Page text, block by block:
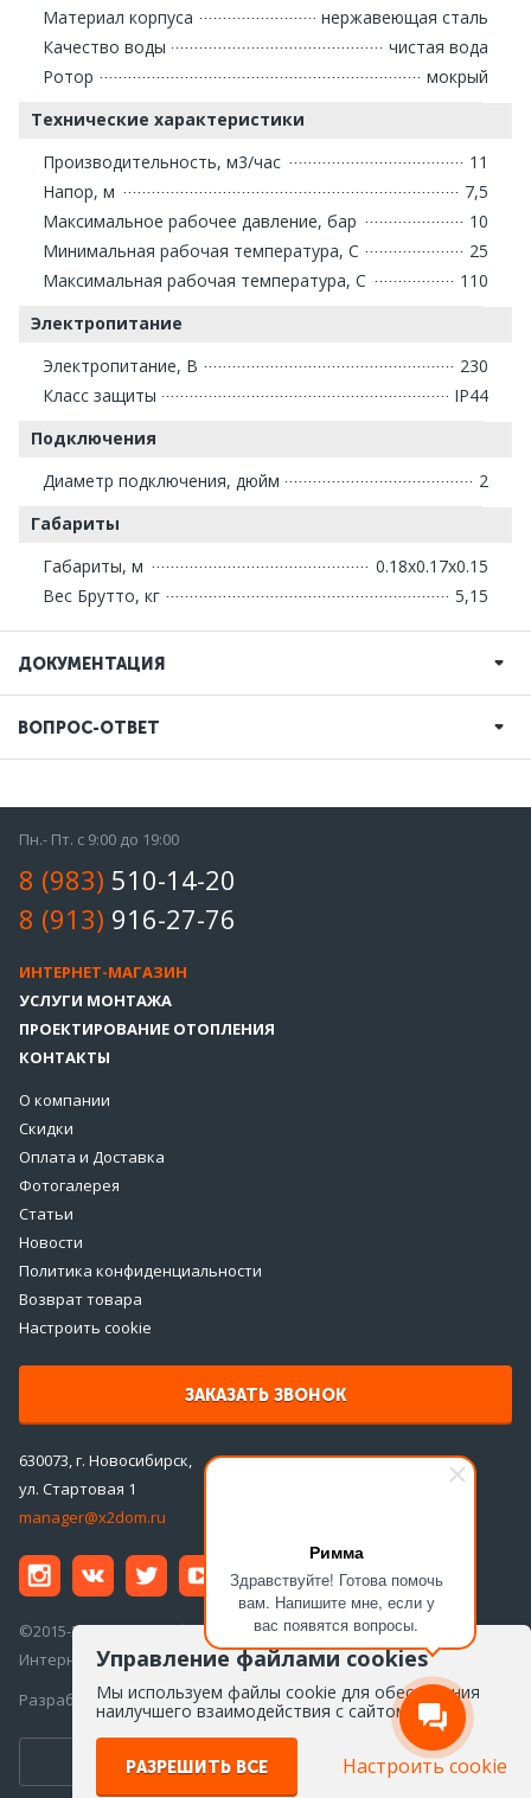
Римма
Здравствуйте! Готова помочь
вам. Напишите мне, если у
вас появятся вопросы.
Материал корпуса
нержавеющая сталь
Качество воды
чистая вода
Ротор
мокрый
Технические характеристики
Производительность, м3/час
11
Напор, м
7,5
Максимальное рабочее давление, бар
10
Минимальная рабочая температура, С
25
Максимальная рабочая температура, С
110
Электропитание
Электропитание, В
230
Класс защиты
IP44
Подключения
Диаметр подключения, дюйм
2
Габариты
Габариты, м
0.18x0.17x0.15
Вес Брутто, кг
5,15
ДОКУМЕНТАЦИЯ
ВОПРОС-ОТВЕТ
Пн.- Пт. с 9:00 до 19:00
8 (983) 510-14-20
8 (913) 916-27-76
ИНТЕРНЕТ-МАГАЗИН
УСЛУГИ МОНТАЖА
ПРОЕКТИРОВАНИЕ ОТОПЛЕНИЯ
КОНТАКТЫ
О компании
Скидки
Оплата и Доставка
Фотогалерея
Статьи
Новости
Политика конфиденциальности
Возврат товара
Настроить cookie
ЗАКАЗАТЬ ЗВОНОК
630073, г. Новосибирск,
ул. Стартовая 1
manager@x2dom.ru
©2015-2026 ООО «ДаблДом»
Интернет-магазин инженерной сантехники
Разработка сайта —Айкон
ПЕРЕЙТИ ВВЕРСИЮ ДЛЯ ПК
Управление файлами cookies
Мы используем файлы cookie для обеспечения
наилучшего взаимодействия с сайтом
РАЗРЕШИТЬ ВСЕ Настроить cookie